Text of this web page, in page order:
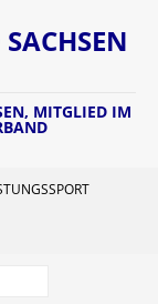
MITGLIED IM